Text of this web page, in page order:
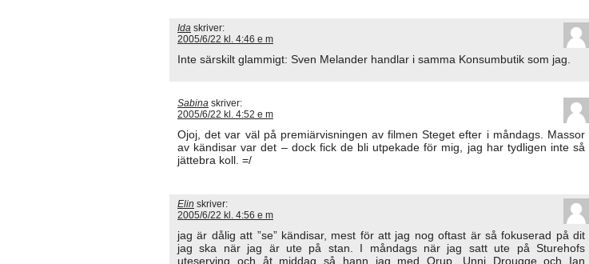
Ida skriver:
2005/6/22 kl. 4:46 e m
Inte särskilt glammigt: Sven Melander handlar i samma Konsumbutik som jag.
Sabina skriver:
2005/6/22 kl. 4:52 e m
Ojoj, det var väl på premiärvisningen av filmen Steget efter i måndags. Massor
av kändisar var det – dock fick de bli utpekade för mig, jag har tydligen inte så
jättebra koll. =/
Elin skriver:
2005/6/22 kl. 4:56 e m
jag är dålig att ”se” kändisar, mest för att jag nog oftast är så fokuserad på dit
jag ska när jag är ute på stan. I måndags när jag satt ute på Sturehofs
uteserving och åt middag så hann jag med Orup, Unni Drougge och Ian